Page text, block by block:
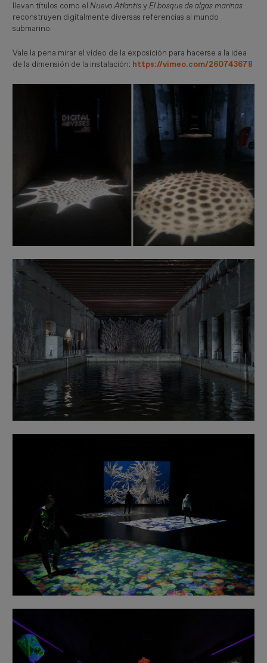
llevan títulos como elNuevo AtlantisyEl bosque de algas marinas
reconstruyen digitalmente diversas referencias al mundo
submarino.
Vale la pena mirar el vídeo de la exposición para hacerse a la idea
de la dimensión de la instalación: https://vimeo.com/260743678